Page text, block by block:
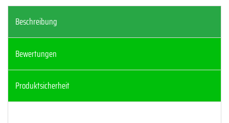
Beschreibung
Bewertungen
Produktsicherheit